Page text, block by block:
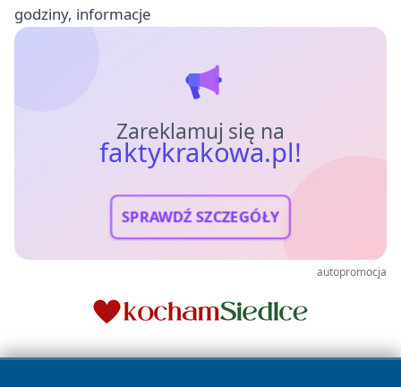
godziny, informacje
Zareklamuj się na
faktykrakowa.pl!
SPRAWDŹ SZCZEGÓŁY
autopromocja